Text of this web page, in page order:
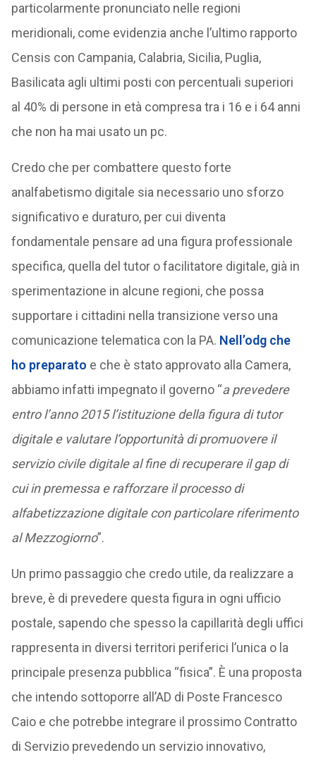
particolarmente pronunciato nelle regioni
meridionali, come evidenzia anche l’ultimo rapporto
Censis con Campania, Calabria, Sicilia, Puglia,
Basilicata agli ultimi posti con percentuali superiori
al 40% di persone in età compresa tra i 16 e i 64 anni
che non ha mai usato un pc.
Credo che per combattere questo forte
analfabetismo digitale sia necessario uno sforzo
significativo e duraturo, per cui diventa
fondamentale pensare ad una figura professionale
specifica, quella del tutor o facilitatore digitale, già in
sperimentazione in alcune regioni, che possa
supportare i cittadini nella transizione verso una
comunicazione telematica con la PA. Nell’odg che
ho preparato e che è stato approvato alla Camera,
abbiamo infatti impegnato il governo “a prevedere
entro l’anno 2015 l’istituzione della figura di tutor
digitale e valutare l’opportunità di promuovere il
servizio civile digitale al fine di recuperare il gap di
cui in premessa e rafforzare il processo di
alfabetizzazione digitale con particolare riferimento
al Mezzogiorno”.
Un primo passaggio che credo utile, da realizzare a
breve, è di prevedere questa figura in ogni ufficio
postale, sapendo che spesso la capillarità degli uffici
rappresenta in diversi territori periferici l’unica o la
principale presenza pubblica “fisica”. È una proposta
che intendo sottoporre all’AD di Poste Francesco
Caio e che potrebbe integrare il prossimo Contratto
di Servizio prevedendo un servizio innovativo,